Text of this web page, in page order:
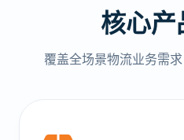
核心
覆盖全场景物流业务需